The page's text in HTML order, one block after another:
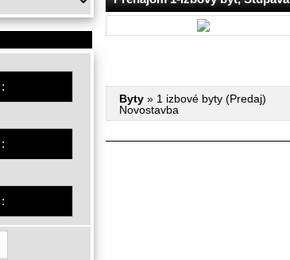
Byty » 1 izbové byty (Predaj)
Novostavba